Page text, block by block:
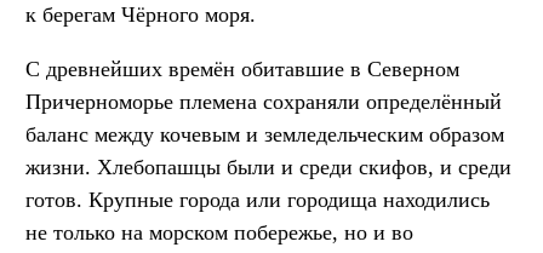
к берегам Чёрного моря.
С древнейших времён обитавшие в Северном
Причерноморье племена сохраняли определённый
баланс между кочевым и земледельческим образом
жизни. Хлебопашцы были и среди скифов, и среди
готов. Крупные города или городища находились
не только на морском побережье, но и во